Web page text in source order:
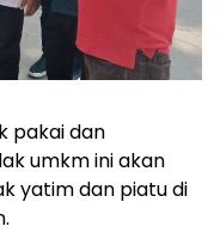
pakai dan
umkm ini akan
yatim dan piatu di